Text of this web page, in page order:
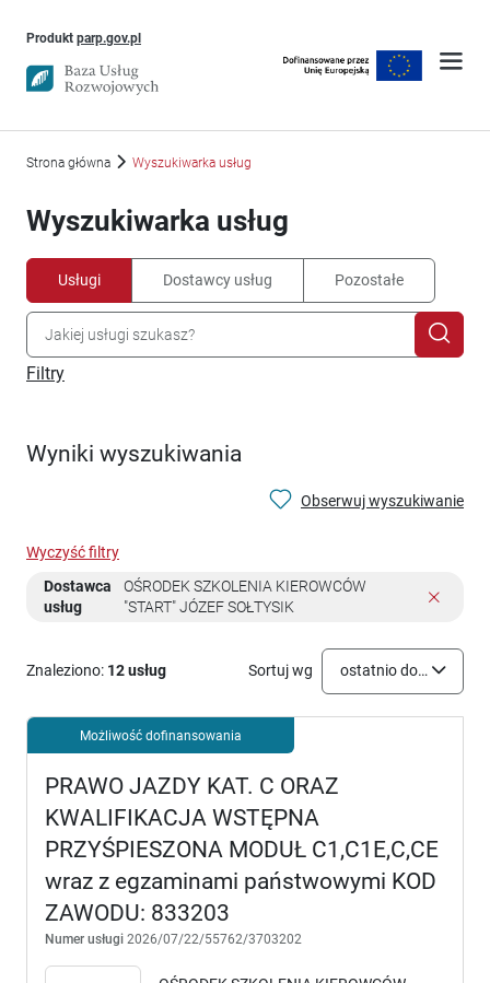
Produkt parp.gov.plUwaga, link otworzy się w nowym oknie
Strona główna Wyszukiwarka usług
Wyszukiwarka usług
Usługi Dostawcy usług Pozostałe
Filtry
Wyniki wyszukiwania
Obserwuj wyszukiwanie
Wyczyść filtry
Dostawca
usług
OŚRODEK SZKOLENIA KIEROWCÓW
"START" JÓZEF SOŁTYSIK
Znaleziono: 12 usług Sortuj wg ostatnio dodane
Możliwość dofinansowania
PRAWO JAZDY KAT. C ORAZ
KWALIFIKACJA WSTĘPNA
PRZYŚPIESZONA MODUŁ C1,C1E,C,CE
wraz z egzaminami państwowymi KOD
ZAWODU: 833203
Numer usługi 2026/07/22/55762/3703202